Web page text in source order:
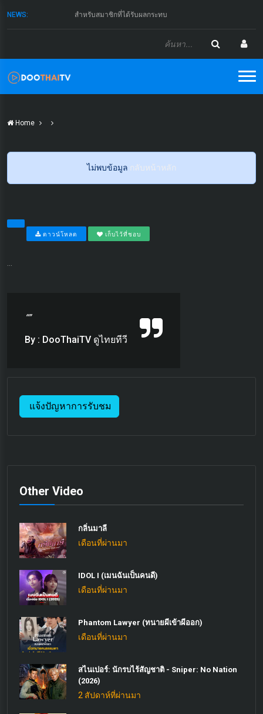
NEWS: สำหรับสมาชิกที่ได้รับผลกระทบ
Home
ไม่พบข้อมูล กลับหน้าหลัก
ดาวน์โหลด เก็บไว้ที่ชอบ
“”
By : DooThaiTV ดูไทยทีวี
แจ้งปัญหาการรับชม
Other Video
กลิ่นมาลี
เดือนที่ผ่านมา
IDOL I (เมนฉันเป็นคนดี)
เดือนที่ผ่านมา
Phantom Lawyer (ทนายผีเข้าผีออก)
เดือนที่ผ่านมา
สไนเปอร์: นักรบไร้สัญชาติ - Sniper: No Nation
(2026)
2 สัปดาห์ที่ผ่านมา